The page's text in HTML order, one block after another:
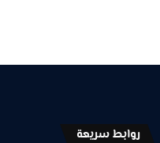
روابط سريعة